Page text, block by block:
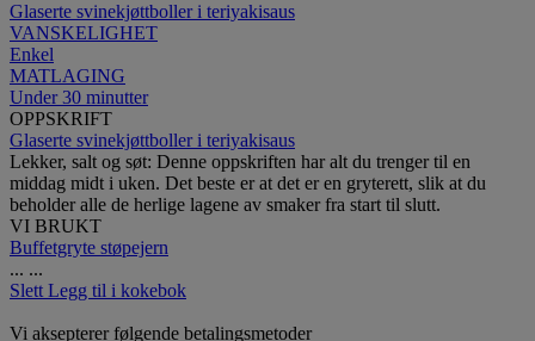
Glaserte svinekjøttboller i teriyakisaus
VANSKELIGHET
Enkel
MATLAGING
Under 30 minutter
OPPSKRIFT
Glaserte svinekjøttboller i teriyakisaus
Lekker, salt og søt: Denne oppskriften har alt du trenger til en
middag midt i uken. Det beste er at det er en gryterett, slik at du
beholder alle de herlige lagene av smaker fra start til slutt.
VI BRUKT
Buffetgryte støpejern
... ...
Slett Legg til i kokebok
Vi aksepterer følgende betalingsmetoder